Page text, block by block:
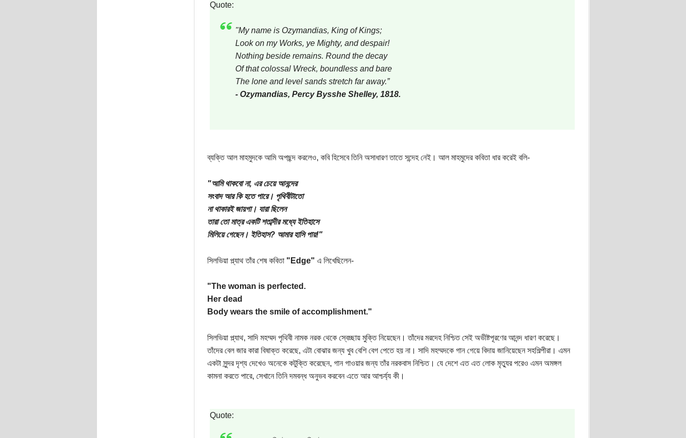
Quote:
"My name is Ozymandias, King of Kings;
Look on my Works, ye Mighty, and despair!
Nothing beside remains. Round the decay
Of that colossal Wreck, boundless and bare
The lone and level sands stretch far away.”
- Ozymandias, Percy Bysshe Shelley, 1818.
ব্যক্তি আল মাহমুদকে আমি অপছন্দ করলেও, কবি হিসেবে তিনি অসাধারণ তাতে সন্দেহ নেই। আল মাহমুদের কবিতা ধার করেই বলি-
"আমি থাকবো না, এর চেয়ে আনন্দের
সংবাদ আর কি হতে পারে। পৃথিবীটাতো
না থাকারই জায়গা। যারা ছিলেন
তারা তো মাত্র একটি শতাব্দীর মধ্যে ইতিহাসে
মিলিয়ে গেছেন। ইতিহাস? আমার হাসি পায়!"
সিলভিয়া প্ল্যাথ তাঁর শেষ কবিতা "Edge" এ লিখেছিলেন-
"The woman is perfected.
Her dead
Body wears the smile of accomplishment."
সিলভিয়া প্ল্যাথ, সাদি মহম্মদ পৃথিবী নামক নরক থেকে স্বেচ্ছায় মুক্তি নিয়েছেন। তাঁদের মরদেহ নিশ্চিত সেই অভীষ্টপূরণের আনন্দ ধারণ করেছে।
তাঁদের বেল জার কারা বিষাক্ত করেছে, এটা বোঝার জন্য খুব বেশি বেগ পেতে হয় না। সাদি মহম্মদকে গান গেয়ে বিদায় জানিয়েছেন সহশিল্পীরা। এমন
একটা সুন্দর দৃশ্য দেখেও অনেকে কটুক্তি করেছেন, গান গাওয়ার জন্য তাঁর নরকবাস নিশ্চিত। যে দেশে এত এত লোক মৃত্যুর পরেও এমন অমঙ্গল
কামনা করতে পারে, সেখানে তিনি দমবন্ধ অনুভব করবেন এতে আর আশ্চর্য্য কী।
Quote: